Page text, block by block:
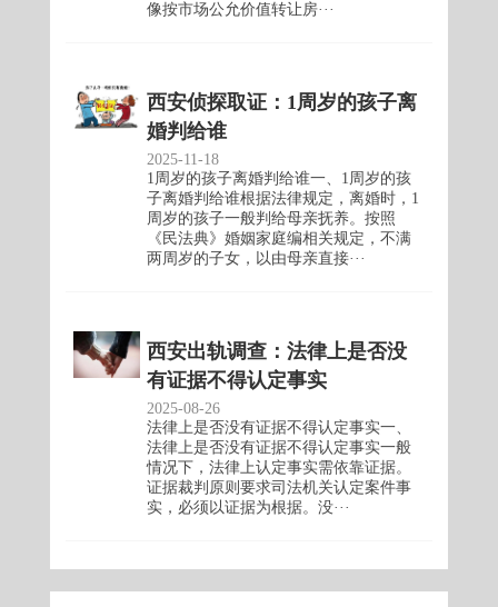
像按市场公允价值转让房···
西安侦探取证：1周岁的孩子离
婚判给谁
2025-11-18
1周岁的孩子离婚判给谁一、1周岁的孩
子离婚判给谁根据法律规定，离婚时，1
周岁的孩子一般判给母亲抚养。按照
《民法典》婚姻家庭编相关规定，不满
两周岁的子女，以由母亲直接···
西安出轨调查：法律上是否没
有证据不得认定事实
2025-08-26
法律上是否没有证据不得认定事实一、
法律上是否没有证据不得认定事实一般
情况下，法律上认定事实需依靠证据。
证据裁判原则要求司法机关认定案件事
实，必须以证据为根据。没···